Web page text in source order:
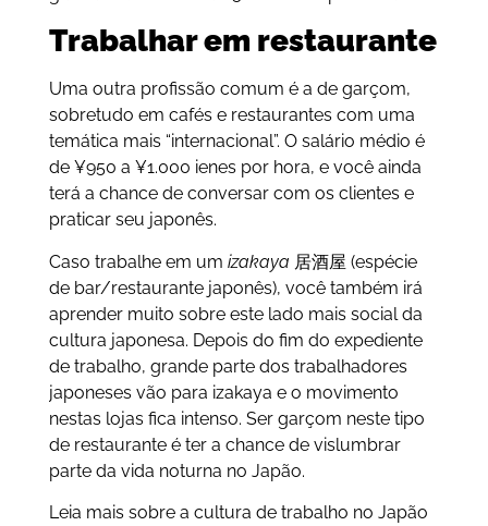
Trabalhar em restaurante
Uma outra profissão comum é a de garçom,
sobretudo em cafés e restaurantes com uma
temática mais “internacional”. O salário médio é
de ¥950 a ¥1.000 ienes por hora, e você ainda
terá a chance de conversar com os clientes e
praticar seu japonês.
Caso trabalhe em um izakaya 居酒屋 (espécie
de bar/restaurante japonês), você também irá
aprender muito sobre este lado mais social da
cultura japonesa. Depois do fim do expediente
de trabalho, grande parte dos trabalhadores
japoneses vão para izakaya e o movimento
nestas lojas fica intenso. Ser garçom neste tipo
de restaurante é ter a chance de vislumbrar
parte da vida noturna no Japão.
Leia mais sobre a cultura de trabalho no Japão